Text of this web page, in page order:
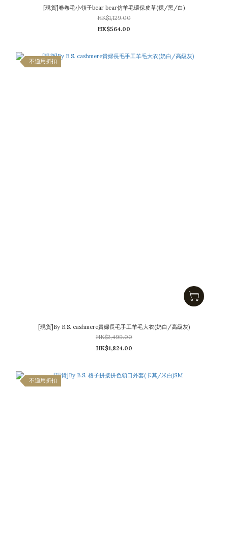
[現貨]卷卷毛小領子bear bear仿羊毛環保皮草(裸/黑/白)
HK$1,129.00
HK$564.00
不適用折扣
[現貨]By B.S. cashmere貴婦長毛手工羊毛大衣(奶白/高級灰)
HK$2,499.00
HK$1,824.00
不適用折扣